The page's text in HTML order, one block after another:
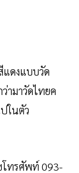
แดงแบบวัด
ามาวัดไทยค
ในตัว
โทรศัพท์ 093-